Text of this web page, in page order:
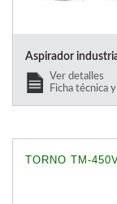
Aspirador
Ver detalles
Ficha técnica
TORNO TM-